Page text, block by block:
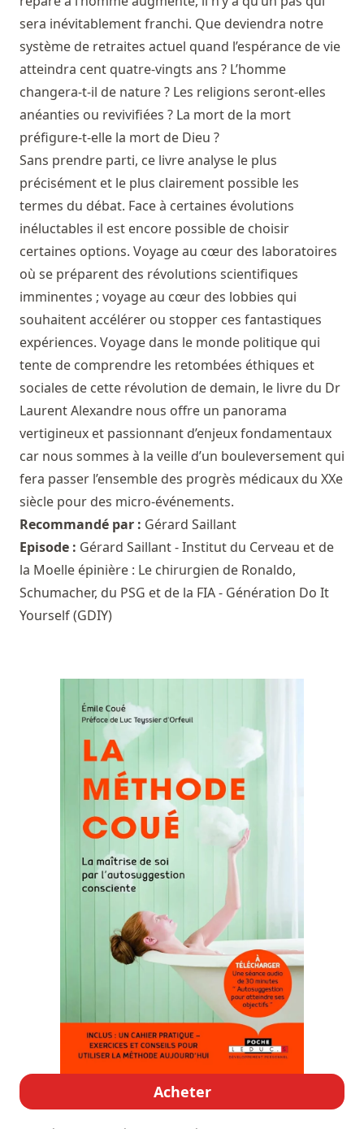
sera inévitablement franchi. Que deviendra notre
système de retraites actuel quand l’espérance de vie
atteindra cent quatre-vingts ans ? L’homme
changera-t-il de nature ? Les religions seront-elles
anéanties ou revivifiées ? La mort de la mort
préfigure-t-elle la mort de Dieu ?
Sans prendre parti, ce livre analyse le plus
précisément et le plus clairement possible les
termes du débat. Face à certaines évolutions
inéluctables il est encore possible de choisir
certaines options. Voyage au cœur des laboratoires
où se préparent des révolutions scientifiques
imminentes ; voyage au cœur des lobbies qui
souhaitent accélérer ou stopper ces fantastiques
expériences. Voyage dans le monde politique qui
tente de comprendre les retombées éthiques et
sociales de cette révolution de demain, le livre du Dr
Laurent Alexandre nous offre un panorama
vertigineux et passionnant d’enjeux fondamentaux
car nous sommes à la veille d’un bouleversement qui
fera passer l’ensemble des progrès médicaux du XXe
siècle pour des micro-événements.
Recommandé par : Gérard Saillant
Episode : Gérard Saillant - Institut du Cerveau et de
la Moelle épinière : Le chirurgien de Ronaldo,
Schumacher, du PSG et de la FIA - Génération Do It
Yourself (GDIY)
Acheter